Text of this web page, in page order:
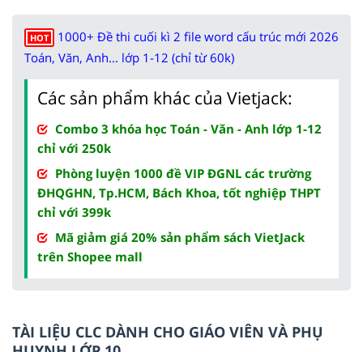
HOT
1000+ Đề thi cuối kì 2 file word cấu trúc mới 2026
Toán, Văn, Anh... lớp 1-12 (chỉ từ 60k)
Các sản phẩm khác của Vietjack:
Combo 3 khóa học Toán - Văn - Anh lớp 1-12
chỉ với 250k
Phòng luyện 1000 đề VIP ĐGNL các trường
ĐHQGHN, Tp.HCM, Bách Khoa, tốt nghiệp THPT
chỉ với 399k
Mã giảm giá 20% sản phẩm sách VietJack
trên Shopee mall
TÀI LIỆU CLC DÀNH CHO GIÁO VIÊN VÀ PHỤ